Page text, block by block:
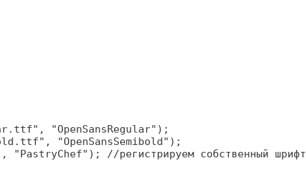
"OpenSansRegular");
"OpenSansSemibold");
"PastryChef"); //регистрируем собственный шрифт